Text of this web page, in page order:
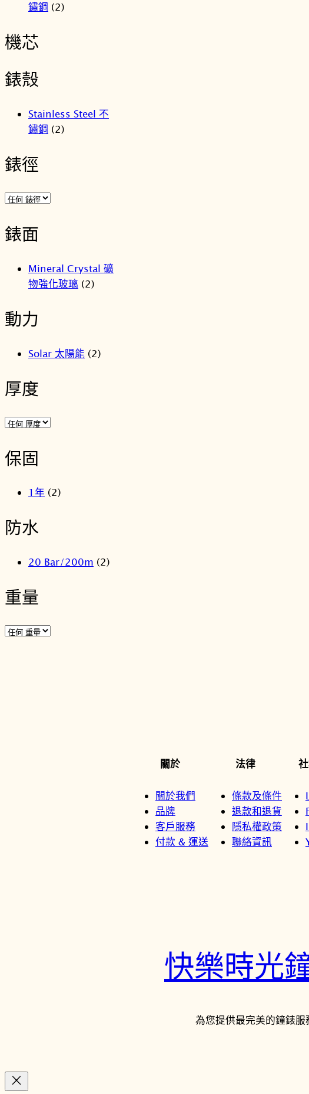
鏽鋼 (2)
機芯
錶殼
Stainless Steel 不
鏽鋼 (2)
錶徑
錶面
Mineral Crystal 礦
物強化玻璃 (2)
動力
Solar 太陽能 (2)
厚度
保固
1年 (2)
防水
20 Bar/200m (2)
重量
關於
關於我們
品牌
客戶服務
付款 & 運送
法律
條款及條件
退款和退貨
隱私權政策
聯絡資訊
快樂時光
為您提供最完美的鐘錶